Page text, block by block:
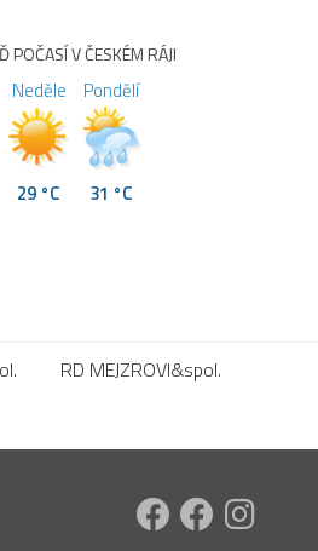
POČASÍ V ČESKÉM RÁJI
Neděle
29 °C
Pondělí
31 °C
RD MEJZROVI&spol.